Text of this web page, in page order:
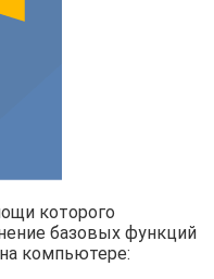
которого
базовых функций
компьютере: